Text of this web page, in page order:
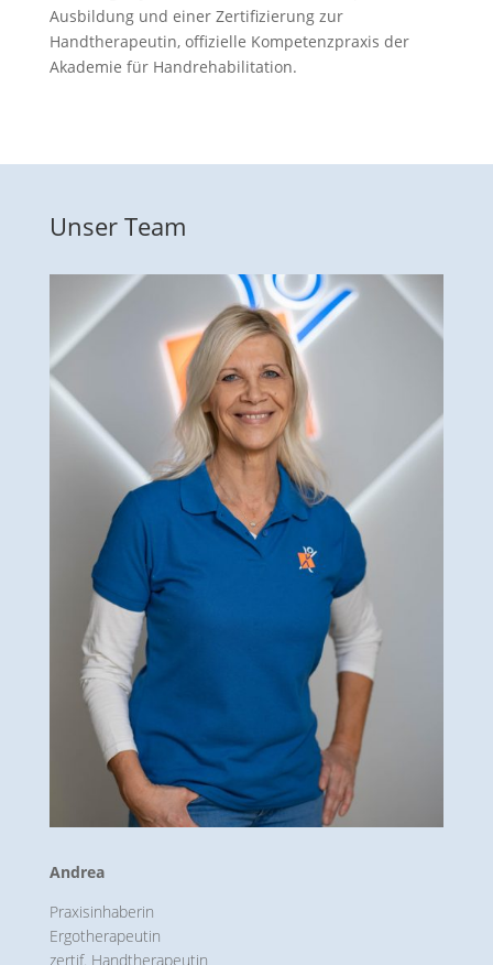
Ausbildung und einer Zertifizierung zur
Handtherapeutin, offizielle Kompetenzpraxis der
Akademie für Handrehabilitation.
Unser Team
Andrea
Praxisinhaberin
Ergotherapeutin
zertif. Hand­thera­peutin